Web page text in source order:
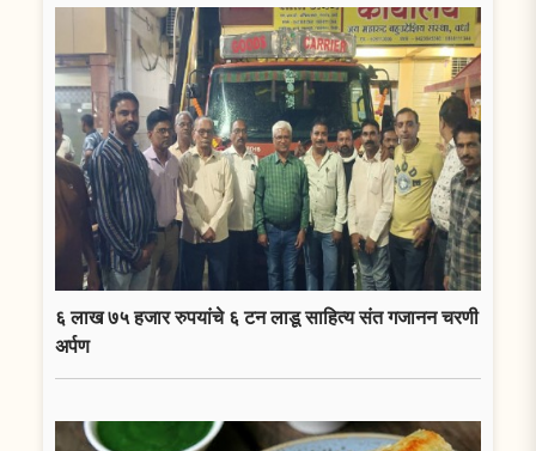
६ लाख ७५ हजार रुपयांचे ६ टन लाडू साहित्य संत गजानन चरणी
अर्पण